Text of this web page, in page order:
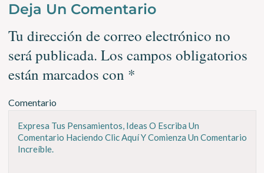
Deja Un Comentario
Tu dirección de correo electrónico no
será publicada. Los campos obligatorios
están marcados con *
Comentario